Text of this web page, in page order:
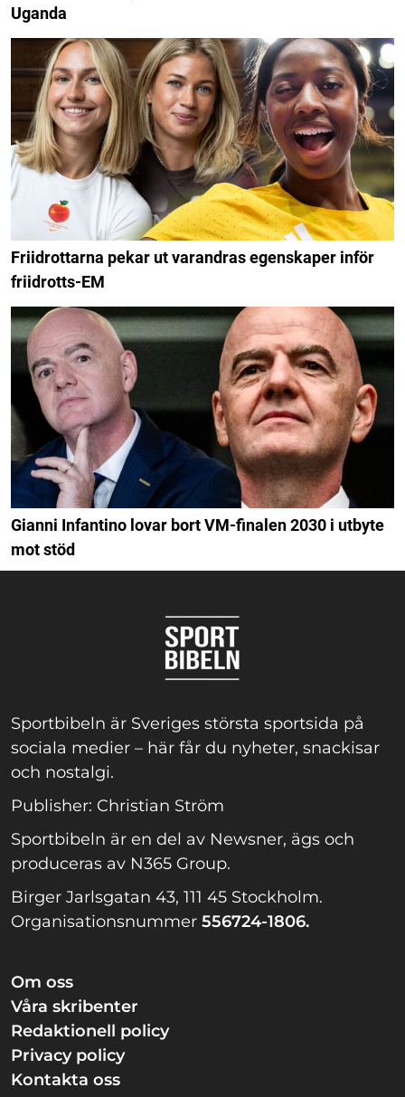
Uganda
Friidrottarna pekar ut varandras egenskaper inför
friidrotts-EM
Gianni Infantino lovar bort VM-finalen 2030 i utbyte
mot stöd
Sportbibeln är Sveriges största sportsida på
sociala medier – här får du nyheter, snackisar
och nostalgi.
Publisher: Christian Ström
Sportbibeln är en del av Newsner, ägs och
produceras av N365 Group.
Birger Jarlsgatan 43, 111 45 Stockholm.
Organisationsnummer 556724-1806.
Om oss
Våra skribenter
Redaktionell policy
Privacy policy
Kontakta oss